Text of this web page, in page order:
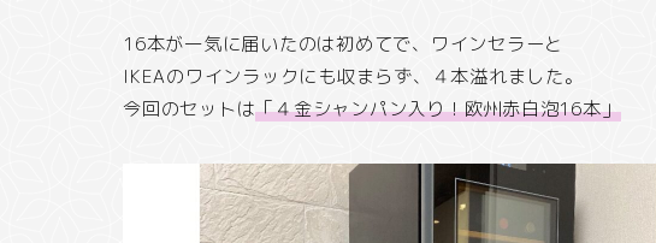
16本が一気に届いたのは初めてで、ワインセラーと
IKEAのワインラックにも収まらず、４本溢れました。
今回のセットは「４金シャンパン入り！欧州赤白泡16本」